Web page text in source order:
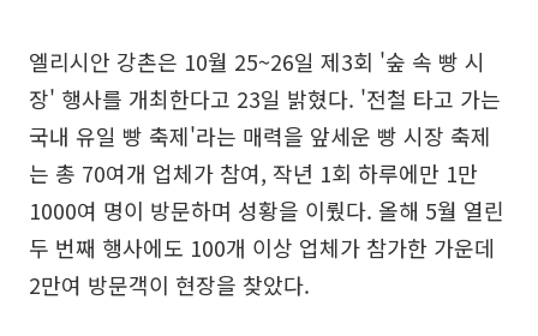
엘리시안 강촌은 10월 25~26일 제3회 '숲 속 빵 시
장' 행사를 개최한다고 23일 밝혔다. '전철 타고 가는
국내 유일 빵 축제'라는 매력을 앞세운 빵 시장 축제
는 총 70여개 업체가 참여, 작년 1회 하루에만 1만
1000여 명이 방문하며 성황을 이뤘다. 올해 5월 열린
두 번째 행사에도 100개 이상 업체가 참가한 가운데
2만여 방문객이 현장을 찾았다.